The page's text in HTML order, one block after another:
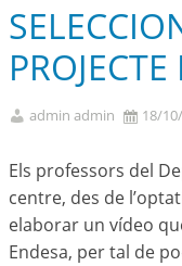
admin admin 18/
Els professors del
centre, des de
elaborar un vídeo
Endesa, per tal de